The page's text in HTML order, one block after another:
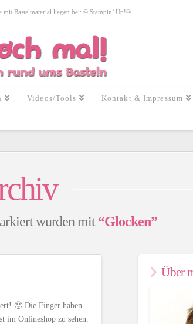
mit Bastelmaterial liegen bei: © Stampin’ Up!®
Videos/Tools Kontakt & Impressum
wurden mit“Glocken”
🙂 Die Finger haben
Onlineshop zu sehen.
Über